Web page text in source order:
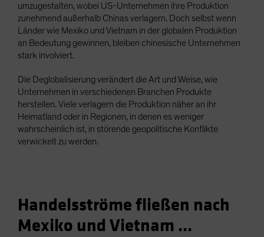
umzugestalten, wobei US-Unternehmen ihre Produktion
zunehmend außerhalb Chinas verlagern. Doch selbst wenn
Länder wie Mexiko und Vietnam in der globalen Produktion
an Bedeutung gewinnen, bleiben chinesische Unternehmen
stark involviert.
Die Deglobalisierung verändert die Art und Weise, wie
Unternehmen in verschiedenen Branchen Produkte
herstellen. Viele verlagern die Produktion näher an ihr
Heimatland oder in Regionen, in denen es weniger
wahrscheinlich ist, in störende geopolitische Konflikte
verwickelt zu werden.
Handelsströme fließen nach
Mexiko und Vietnam ...